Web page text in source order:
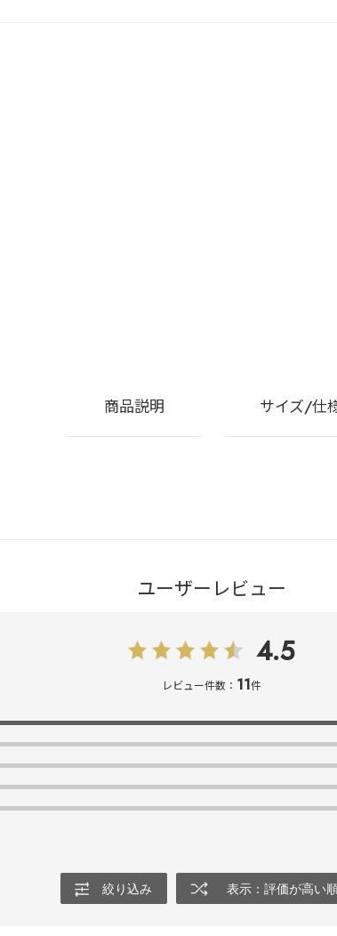
商品説明 サイズ/仕
ユーザーレビュー
4.5
レビュー件数： 11件
絞り込み 表示：評価が高い